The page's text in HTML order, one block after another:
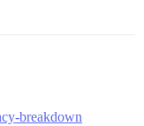
breakdown